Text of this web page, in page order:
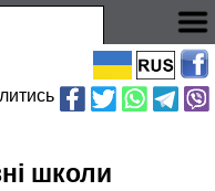
школи